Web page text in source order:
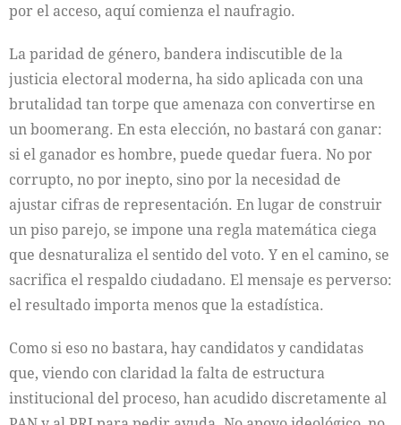
por el acceso, aquí comienza el naufragio.
La paridad de género, bandera indiscutible de la
justicia electoral moderna, ha sido aplicada con una
brutalidad tan torpe que amenaza con convertirse en
un boomerang. En esta elección, no bastará con ganar:
si el ganador es hombre, puede quedar fuera. No por
corrupto, no por inepto, sino por la necesidad de
ajustar cifras de representación. En lugar de construir
un piso parejo, se impone una regla matemática ciega
que desnaturaliza el sentido del voto. Y en el camino, se
sacrifica el respaldo ciudadano. El mensaje es perverso:
el resultado importa menos que la estadística.
Como si eso no bastara, hay candidatos y candidatas
que, viendo con claridad la falta de estructura
institucional del proceso, han acudido discretamente al